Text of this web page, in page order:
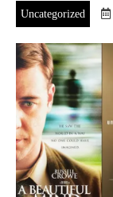
Uncategorized